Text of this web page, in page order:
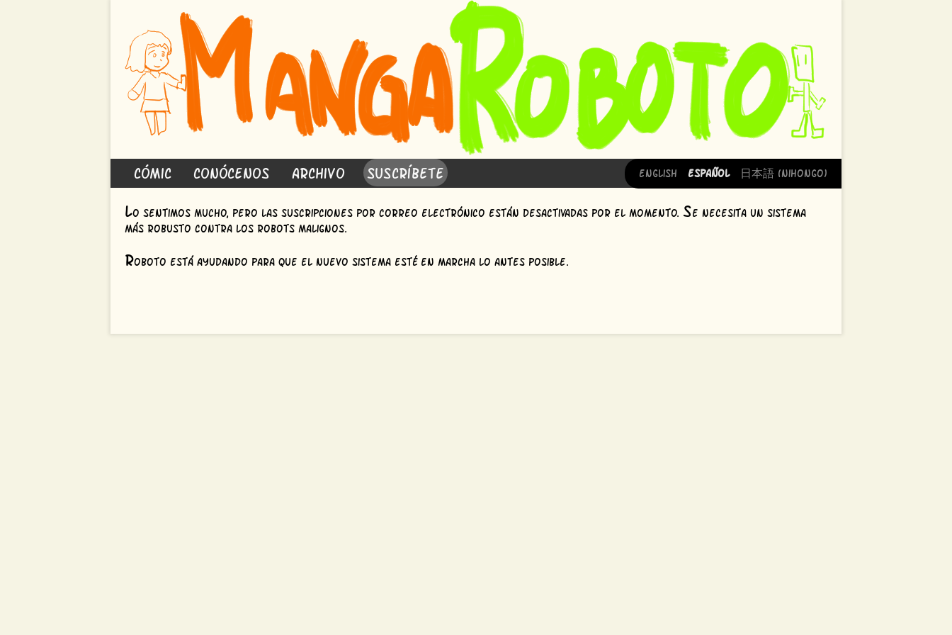
Cómic Conócenos Archivo Suscríbete English Español 日本語 (Nihongo)
Lo sentimos mucho, pero las suscripciones por correo electrónico están desactivadas por el momento. Se necesita un sistema
más robusto contra los robots malignos.
Roboto está ayudando para que el nuevo sistema esté en marcha lo antes posible.